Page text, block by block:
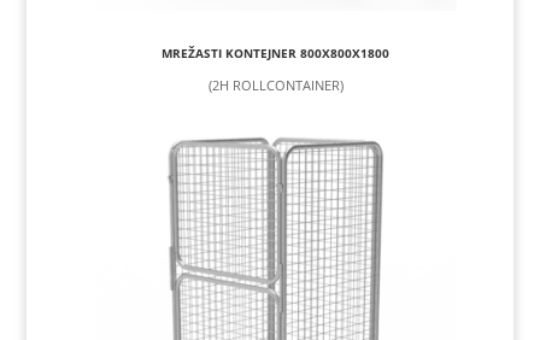
MREŽASTI KONTEJNER 800X800X1800
(2H ROLLCONTAINER)